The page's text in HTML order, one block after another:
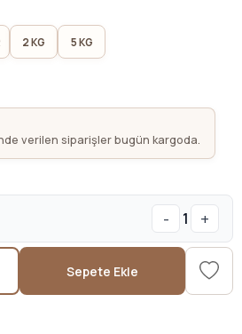
2 KG 5 KG
verilen siparişler bugün kargoda.
- 1 +
Sepete Ekle